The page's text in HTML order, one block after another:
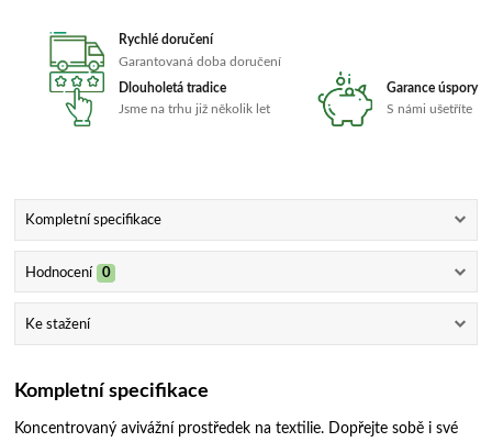
Rychlé doručení
Garantovaná doba doručení
Dlouholetá tradice
Jsme na trhu již několik let
Garance úspory
S námi ušetříte
Kompletní specifikace
Hodnocení 0
Ke stažení
Kompletní specifikace
Koncentrovaný avivážní prostředek na textilie. Dopřejte sobě i své